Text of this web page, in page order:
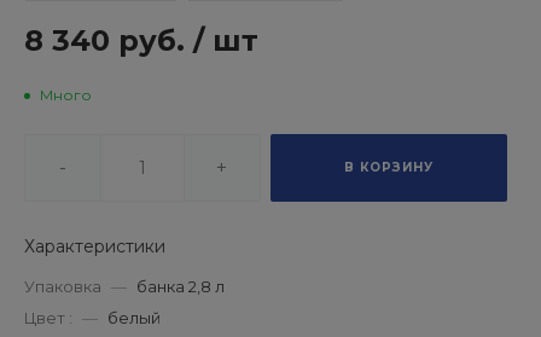
8 340 руб. / шт
Много
- + В КОРЗИНУ
Характеристики
Упаковка — банка 2,8 л
Цвет : — белый